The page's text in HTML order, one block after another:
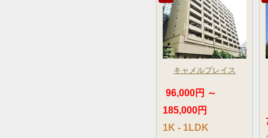
キャメルプレイス
96,000円 ～
185,000円
1K - 1LDK